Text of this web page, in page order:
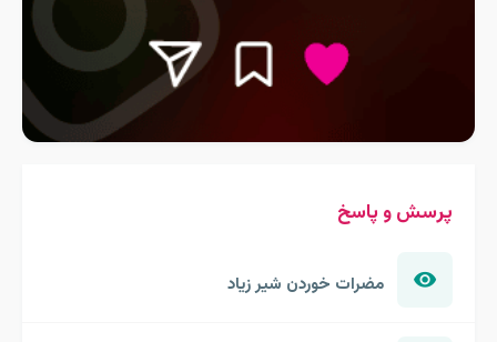
پرسش و پاسخ
مضرات خوردن شیر زیاد